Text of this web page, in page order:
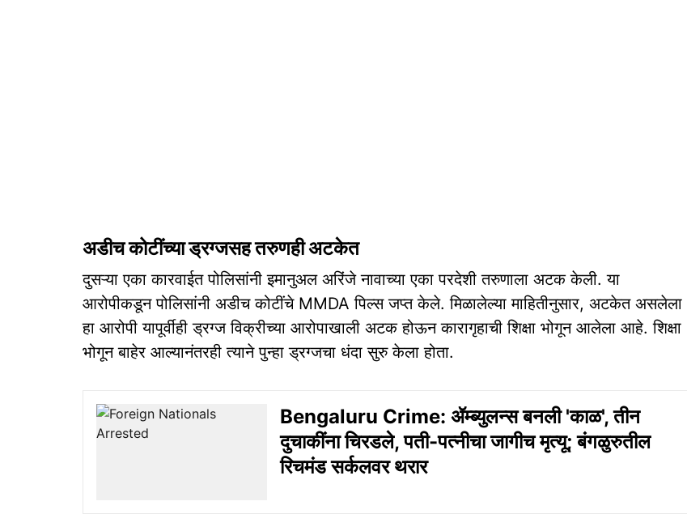
अडीच कोटींच्या ड्रग्जसह तरुणही अटकेत
दुसऱ्या एका कारवाईत पोलिसांनी इमानुअल अरिंजे नावाच्या एका परदेशी तरुणाला अटक केली. या
आरोपीकडून पोलिसांनी अडीच कोटींचे MMDA पिल्स जप्त केले. मिळालेल्या माहितीनुसार, अटकेत असलेला
हा आरोपी यापूर्वीही ड्रग्ज विक्रीच्या आरोपाखाली अटक होऊन कारागृहाची शिक्षा भोगून आलेला आहे. शिक्षा
भोगून बाहेर आल्यानंतरही त्याने पुन्हा ड्रग्जचा धंदा सुरु केला होता.
Bengaluru Crime: ॲम्ब्युलन्स बनली 'काळ', तीन
दुचाकींना चिरडले, पती-पत्नीचा जागीच मृत्यू; बंगळुरुतील
रिचमंड सर्कलवर थरार